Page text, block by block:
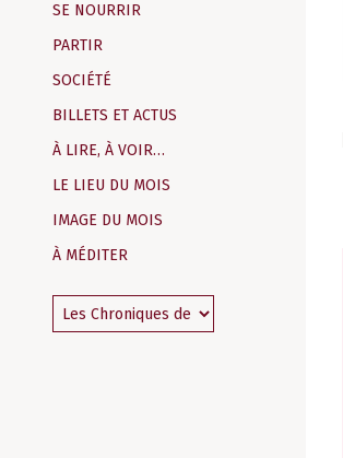
SE NOURRIR
PARTIR
SOCIÉTÉ
BILLETS ET ACTUS
À LIRE, À VOIR…
LE LIEU DU MOIS
IMAGE DU MOIS
À MÉDITER